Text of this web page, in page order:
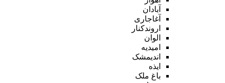
آبادان
آغاجاری
اروندکنار
الوان
امیدیه
اندیمشک
ایذه
باغ ملک